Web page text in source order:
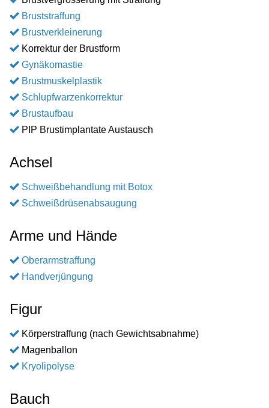
Bruststraffung
Brustverkleinerung
Korrektur der Brustform
Gynäkomastie
Brustmuskelplastik
Schlupfwarzenkorrektur
Brustaufbau
PIP Brustimplantate Austausch
Achsel
Schweißbehandlung mit Botox
Schweißdrüsenabsaugung
Arme und Hände
Oberarmstraffung
Handverjüngung
Figur
Körperstraffung (nach Gewichtsabnahme)
Magenballon
Kryolipolyse
Bauch